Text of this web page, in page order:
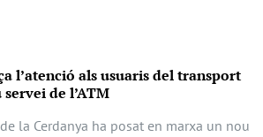
l’atenció als usuaris del transport
de l’ATM
la Cerdanya ha posat en marxa un nou